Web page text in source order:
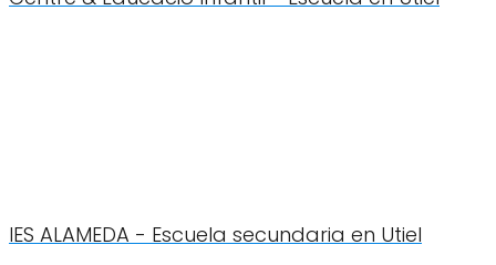
IES ALAMEDA - Escuela secundaria en Utiel